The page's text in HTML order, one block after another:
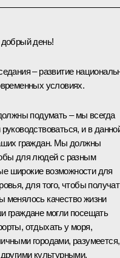
день!
– развитие
условиях.
подумать – мы всегда
и в
граждан. Мы должны
для людей с разным
широкие возможности для
для того, чтобы
менялось качество жизни
граждане могли посещать
отдыхать у моря,
городами, разумеется,
культурными,